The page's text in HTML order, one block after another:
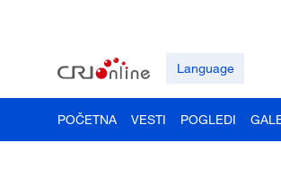
Language
POČETNA VESTI POGLEDI